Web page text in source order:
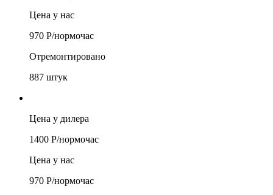
Цена у нас
970 Р/нормочас
Отремонтировано
887 штук
Цена у дилера
1400 Р/нормочас
Цена у нас
970 Р/нормочас